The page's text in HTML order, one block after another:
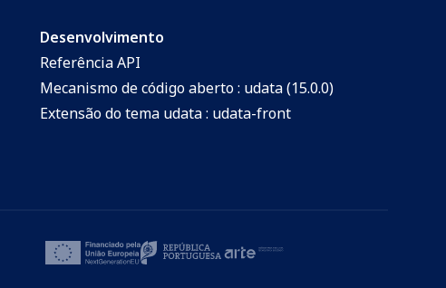
Desenvolvimento
Referência API
Mecanismo de código aberto : udata (15.0.0)
Extensão do tema udata : udata-front